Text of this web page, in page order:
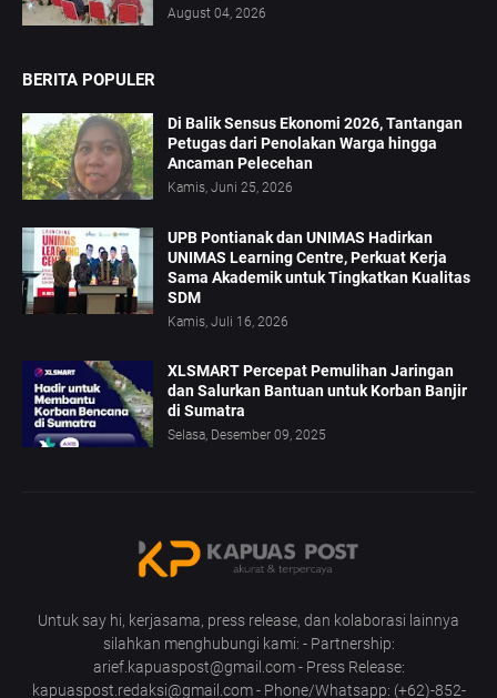
August 04, 2026
BERITA POPULER
Di Balik Sensus Ekonomi 2026, Tantangan
Petugas dari Penolakan Warga hingga
Ancaman Pelecehan
Kamis, Juni 25, 2026
UPB Pontianak dan UNIMAS Hadirkan
UNIMAS Learning Centre, Perkuat Kerja
Sama Akademik untuk Tingkatkan Kualitas
SDM
Kamis, Juli 16, 2026
XLSMART Percepat Pemulihan Jaringan
dan Salurkan Bantuan untuk Korban Banjir
di Sumatra
Selasa, Desember 09, 2025
Untuk say hi, kerjasama, press release, dan kolaborasi lainnya
silahkan menghubungi kami: - Partnership:
arief.kapuaspost@gmail.com - Press Release:
kapuaspost.redaksi@gmail.com - Phone/Whatsapp: (+62)-852-